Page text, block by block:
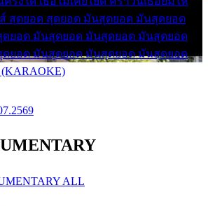
สุดยอด สุดยอด มันสุดยอด มันสุดยอด
ยอด มันสุดยอด มันสุดยอด มันสุดยอด
ยอด มันสุดยอด มันสุดยอด มันสุดยอด
ALL